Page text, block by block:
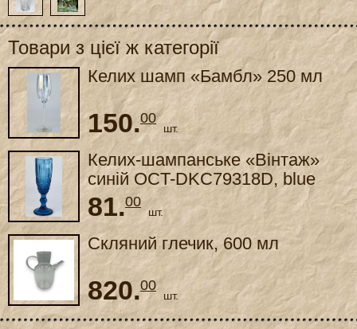
Товари з цієї ж категорії
Келих шамп «Бамбл» 250 мл
150.00
шт.
Келих-шампанське «Вінтаж»
синій OCT-DKC79318D, blue
SR04720SC
81.00
шт.
Скляний глечик, 600 мл
820.00
шт.